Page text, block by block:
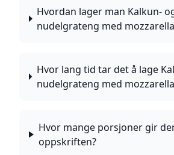
Hvordan lager man Kalkun-
nudelgrateng med
Hvor lang tid tar det å lage
nudelgrateng med
Hvor mange porsjoner gir
oppskriften?